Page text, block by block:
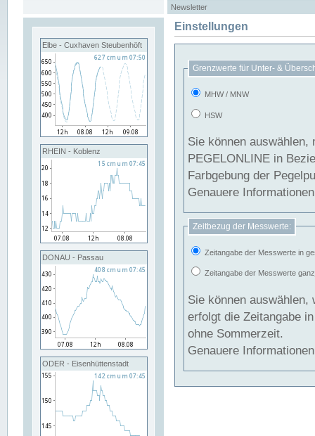
Newsletter
Elbe - Cuxhaven Steubenhöft
RHEIN - Koblenz
DONAU - Passau
ODER - Eisenhüttenstadt
Einstellungen
Grenzwerte für Unter- &
MHW / MNW
HSW
Sie können
PEGELONLINE in Beziehung
Farbgebung der
Genauere
Zeitbezug der Messwerte:
Zeitangabe der Messwerte in
Zeitangabe der Messwerte
Sie können auswählen,
erfolgt die Zeitangabe
ohne Sommerzeit.
Genauere